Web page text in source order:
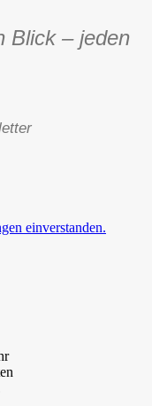
Blick – jeden
einverstanden.